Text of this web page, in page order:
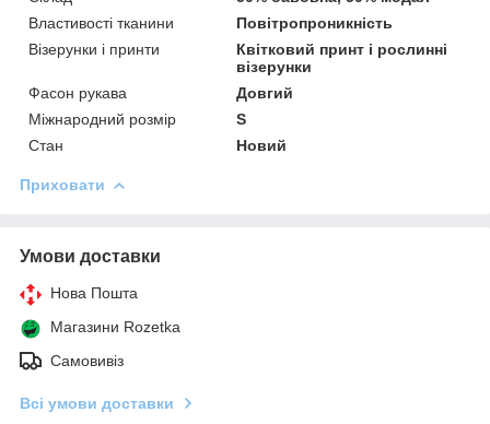
Властивості тканини
Повітропроникність
Візерунки і принти
Квітковий принт і рослинні
візерунки
Фасон рукава
Довгий
Міжнародний розмір
S
Стан
Новий
Приховати
Умови доставки
Нова Пошта
Магазини Rozetka
Самовивіз
Всі умови доставки